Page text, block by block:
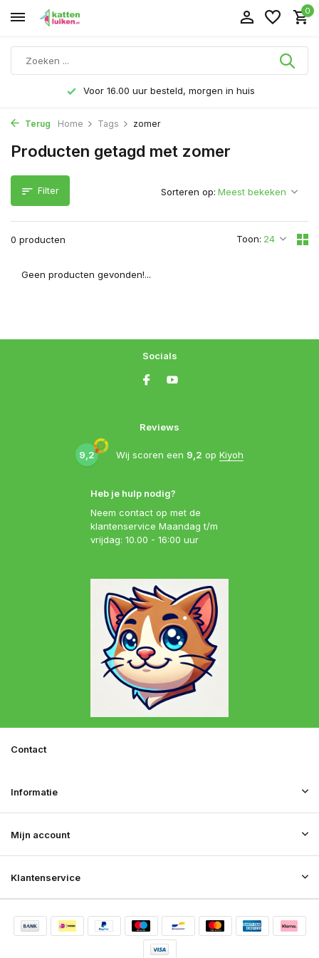
0
Voor 16.00 uur besteld, morgen in huis
Terug Home Tags zomer
Producten getagd met zomer
Filter
0 producten Toon:
Sorteren op:
Geen producten gevonden!...
Heb je hulp nodig?
Neem contact op met de
klantenservice Maandag t/m
vrijdag: 10.00 - 16:00 uur
Reviews
9,2 Wij scoren een 9,2 op Kiyoh
Socials
Klantenservice
Mijn account
Informatie
Contact